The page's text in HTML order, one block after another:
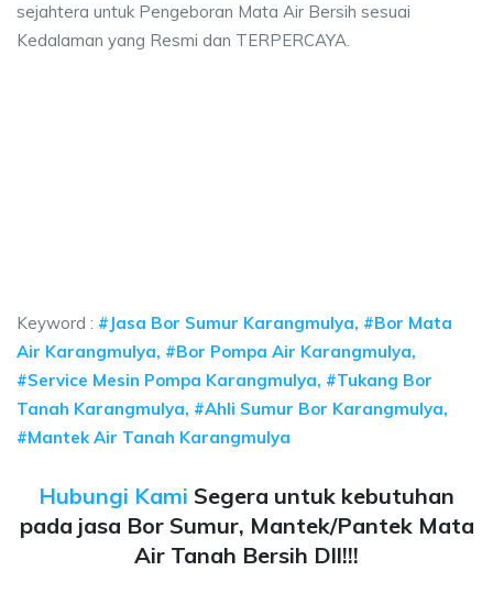
sejahtera untuk Pengeboran Mata Air Bersih sesuai
Kedalaman yang Resmi dan TERPERCAYA.
Keyword : #Jasa Bor Sumur Karangmulya, #Bor Mata
Air Karangmulya, #Bor Pompa Air Karangmulya,
#Service Mesin Pompa Karangmulya, #Tukang Bor
Tanah Karangmulya, #Ahli Sumur Bor Karangmulya,
#Mantek Air Tanah Karangmulya
Hubungi Kami Segera untuk kebutuhan
pada jasa Bor Sumur, Mantek/Pantek Mata
Air Tanah Bersih Dll!!!